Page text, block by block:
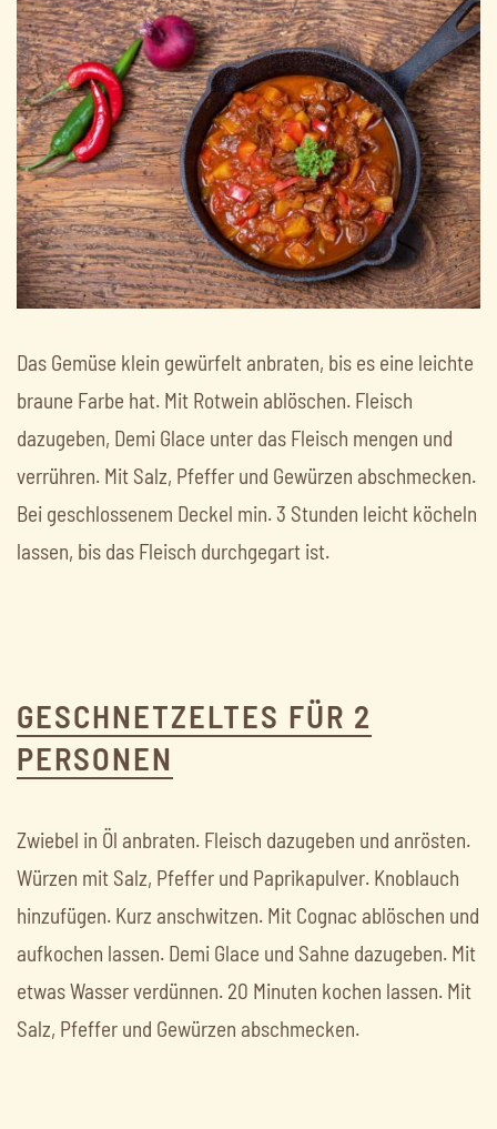
Das Gemüse klein gewürfelt anbraten, bis es eine leichte
braune Farbe hat. Mit Rotwein ablöschen. Fleisch
dazugeben, Demi Glace unter das Fleisch mengen und
verrühren. Mit Salz, Pfeffer und Gewürzen abschmecken.
Bei geschlossenem Deckel min. 3 Stunden leicht köcheln
lassen, bis das Fleisch durchgegart ist.
GESCHNETZELTES FÜR 2
PERSONEN
Zwiebel in Öl anbraten. Fleisch dazugeben und anrösten.
Würzen mit Salz, Pfeffer und Paprikapulver. Knoblauch
hinzufügen. Kurz anschwitzen. Mit Cognac ablöschen und
aufkochen lassen. Demi Glace und Sahne dazugeben. Mit
etwas Wasser verdünnen. 20 Minuten kochen lassen. Mit
Salz, Pfeffer und Gewürzen abschmecken.